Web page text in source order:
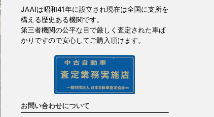
JAAIは昭和41年に設立され現在は全国に支所を
構える歴史ある機関です。
第三者機関の公平な目で厳しく査定された車ば
かりですので安心してご購入頂けます。
お問い合わせについて